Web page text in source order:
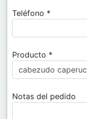
Teléfono *
Producto *
Notas del pedido